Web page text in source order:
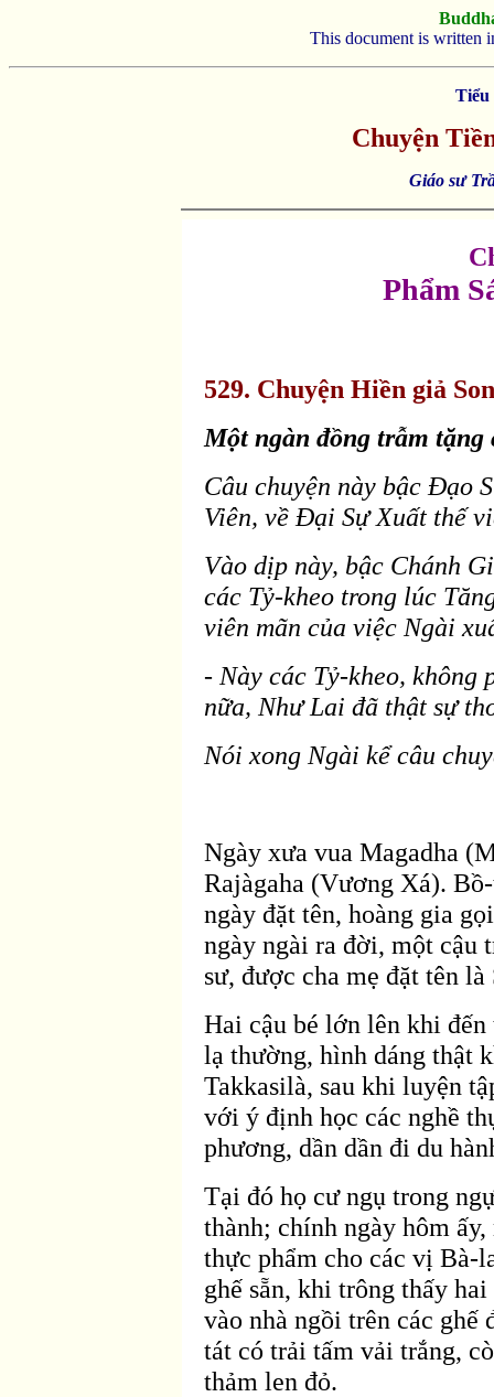
This document is written
Tiểu
Chuyện
Giáo sư
Phẩm
529. Chuyện Hiền giả
Một ngàn đồng trẫm tặng
Câu chuyện này bậc Ðạo
Viên, về Ðại Sự Xuất thế
Vào dịp này, bậc Chánh
các Tỷ-kheo trong lúc
viên mãn của việc Ngài
- Này các Tỷ-kheo, không
nữa, Như Lai đã thật sự
Nói xong Ngài kể câu
Ngày xưa vua Magadha
Rajàgaha (Vương Xá).
ngày đặt tên, hoàng gia
ngày ngài ra đời, một cậu
sư, được cha mẹ đặt tên là
Hai cậu bé lớn lên khi
lạ thường, hình dáng thật
Takkasilà, sau khi luyện
với ý định học các nghề
phương, dần dần đi du h
Tại đó họ cư ngụ trong
thành; chính ngày hôm
thực phẩm cho các vị Bà-
ghế sẵn, khi trông thấy
vào nhà ngồi trên các ghế
tát có trải tấm vải trắng,
thảm len đỏ.